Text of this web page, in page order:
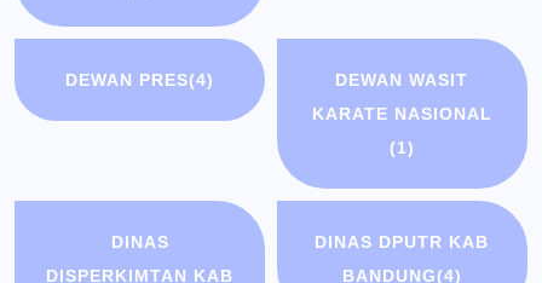
DEWAN PRES(4)
DEWAN WASIT
KARATE NASIONAL
(1)
DINAS
DISPERKIMTAN KAB
DINAS DPUTR KAB
BANDUNG(4)